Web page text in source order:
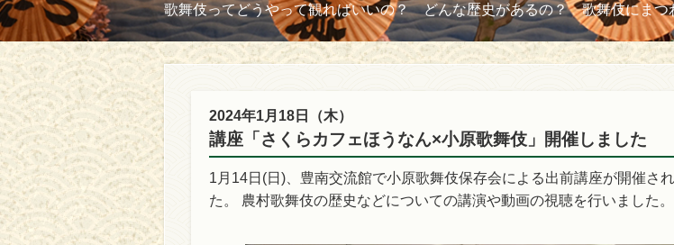
歌舞伎ってどうやって観ればいいの？ どんな歴史があるの？ 歌舞伎にまつ
2024年1月18日（木）
講座「さくらカフェほうなん×小原歌舞伎」開催しました
1月14日(日)、豊南交流館で小原歌舞伎保存会による出前講座が開催さ
た。 農村歌舞伎の歴史などについての講演や動画の視聴を行いました。